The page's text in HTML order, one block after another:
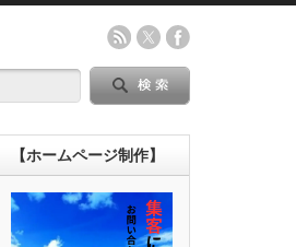
【ホームページ制作】